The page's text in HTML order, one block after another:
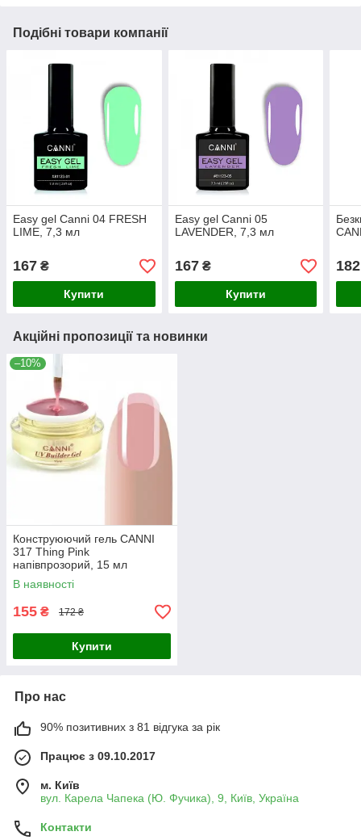
Подібні товари компанії
Easy gel Canni 04 FRESH
LIME, 7,3 мл
167 ₴
Купити
Easy gel Canni 05
LAVENDER, 7,3 мл
167₴
Купити
182
Акційні пропозиції та новинки
–10%
Конструюючий гель CANNI
317 Thing Pink
напівпрозорий, 15 мл
В наявності
155 ₴ 172 ₴
Купити
Про нас
90% позитивних з 81 відгука за рік
Працює з 09.10.2017
м. Київ
вул. Карела Чапека (Ю. Фучика), 9, Київ, Україна
Контакти